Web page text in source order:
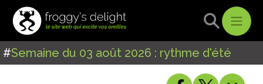
#Semaine du 03 août 2026 : rythme d'été